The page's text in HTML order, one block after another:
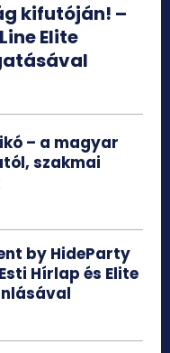
kifutóján! –
Elite
– a magyar
szakmai
by HideParty
Hírlap és Elite